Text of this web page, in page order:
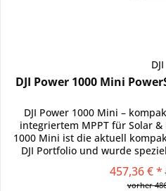
DJI
DJI Power 1000 Mini
DJI Power 1000 Mini –
integriertem MPPT für Solar &
1000 Mini ist die aktuell
DJI Portfolio und wurde
457,36 € *
vorher